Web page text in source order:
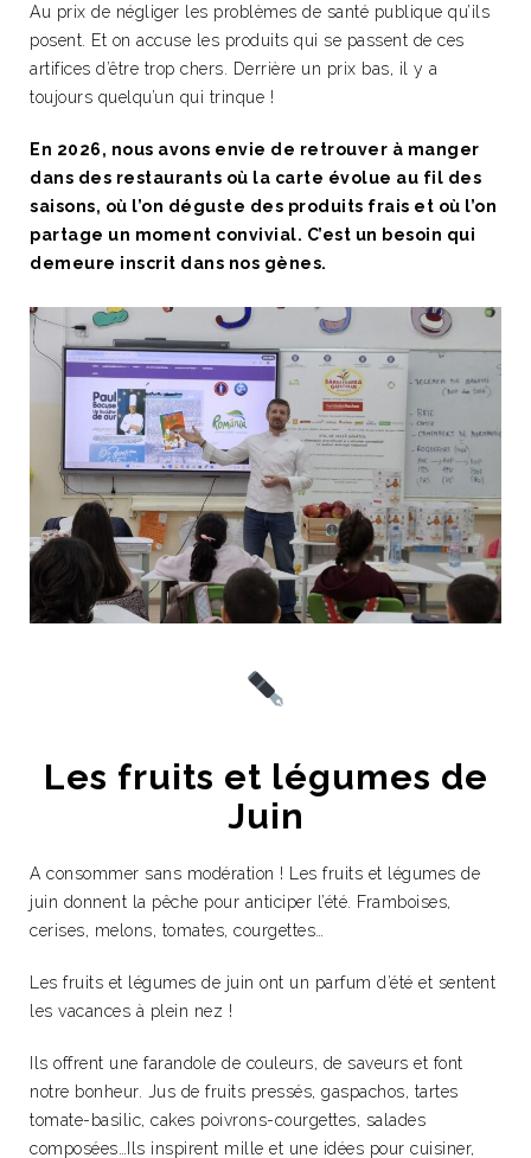
Au prix de négliger les problèmes de santé publique qu’ils
posent. Et on accuse les produits qui se passent de ces
artifices d’être trop chers. Derrière un prix bas, il y a
toujours quelqu’un qui trinque !
En 2026, nous avons envie de retrouver à manger
dans des restaurants où la carte évolue au fil des
saisons, où l’on déguste des produits frais et où l’on
partage un moment convivial. C’est un besoin qui
demeure inscrit dans nos gènes.
Les fruits et légumes de
Juin
A consommer sans modération ! Les fruits et légumes de
juin donnent la pêche pour anticiper l’été. Framboises,
cerises, melons, tomates, courgettes…
Les fruits et légumes de juin ont un parfum d’été et sentent
les vacances à plein nez !
Ils offrent une farandole de couleurs, de saveurs et font
notre bonheur.
Jus de fruits pressés, gaspachos, tartes
tomate-basilic, cakes poivrons-courgettes, salades
composées…Ils inspirent mille et une idées pour cuisiner,